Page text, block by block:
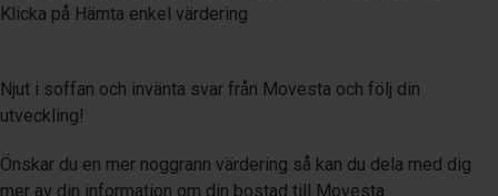
Klicka på Hämta enkel värdering
Njut i soffan och invänta svar från Movesta och följ din
utveckling!
Önskar du en mer noggrann värdering så kan du dela med dig
mer av din information om din bostad till Movesta.